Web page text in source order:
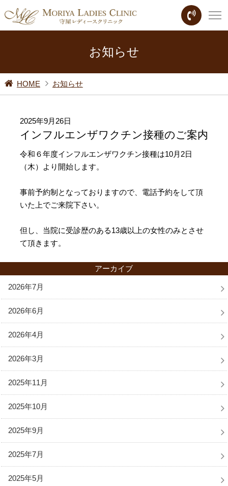
お知らせ
HOME お知らせ
2025年9月26日
インフルエンザワクチン接種のご案内
令和６年度インフルエンザワクチン接種は10月2日
（木）より開始します。
事前予約制となっておりますので、電話予約をして頂
いた上でご来院下さい。
但し、当院に受診歴のある13歳以上の女性のみとさせ
て頂きます。
アーカイブ
2026年7月
2026年6月
2026年4月
2026年3月
2025年11月
2025年10月
2025年9月
2025年7月
2025年5月